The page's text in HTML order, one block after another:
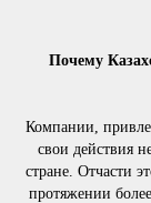
Почему
Компании,
свои действия
стране. Отчасти
протяжении